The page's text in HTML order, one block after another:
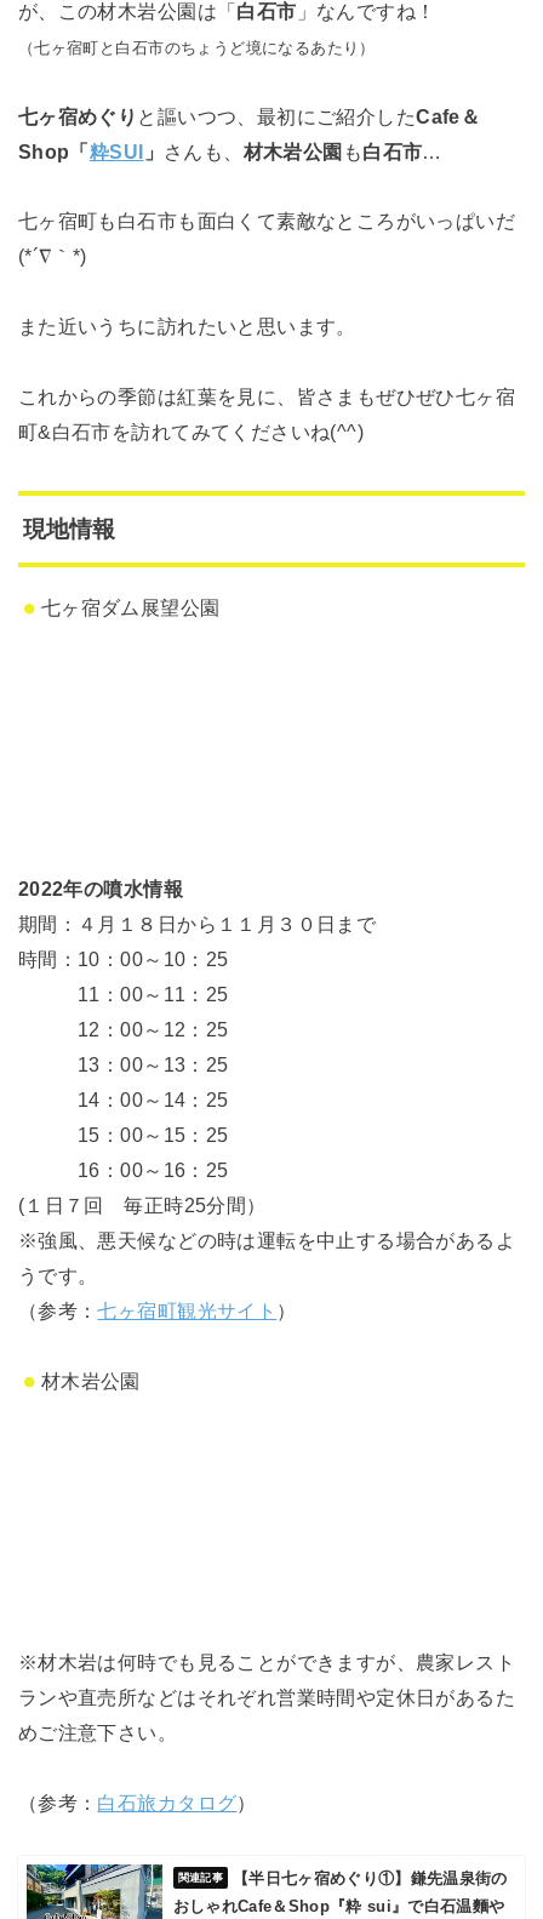
が、この材木岩公園は「白石市 」なんですね！
（七ヶ宿町と白石市のちょうど境になるあたり）
七ヶ宿めぐり と謳いつつ、最初にご紹介したCafe＆
Shop「粋SUI 」 さんも、 材木岩公園 も白石市…
七ヶ宿町も白石市も面白くて素敵なところがいっぱいだ
(*´∇｀*)
また近いうちに訪れたいと思います。
これからの季節は紅葉を見に、皆さまもぜひぜひ七ヶ宿
町&白石市を訪れてみてくださいね(^^)
現地情報
七ヶ宿ダム展望公園
2022年の噴水情報
期間：４月１８日から１１月３０日まで
時間：10：00～10：25
11：00～11：25
12：00～12：25
13：00～13：25
14：00～14：25
15：00～15：25
16：00～16：25
(１日７回 毎正時25分間）
※強風、悪天候などの時は運転を中止する場合があるよ
うです。
（参考：七ヶ宿町観光サイト ）
材木岩公園
※材木岩は何時でも見ることができますが、農家レスト
ランや直売所などはそれぞれ営業時間や定休日があるた
めご注意下さい。
（参考： 白石旅カタログ）
【半日七ヶ宿めぐり①】鎌先温泉街の
おしゃれCafe＆Shop『粋 sui』で白石温麵や